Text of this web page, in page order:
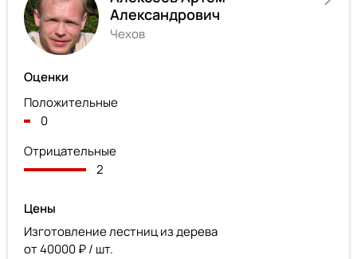
Александрович
Чехов
Оценки
Положительные
0
Отрицательные
2
Цены
Изготовление лестниц из дерева
от 40000 ₽ / шт.